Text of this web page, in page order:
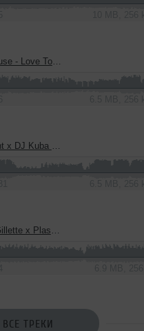
(James Miller Blend)
Prada (James Miller 'Hard Techno' Bootleg)
- Short Dick Man (James Miller Blend)
ВСЕ ТРЕКИ